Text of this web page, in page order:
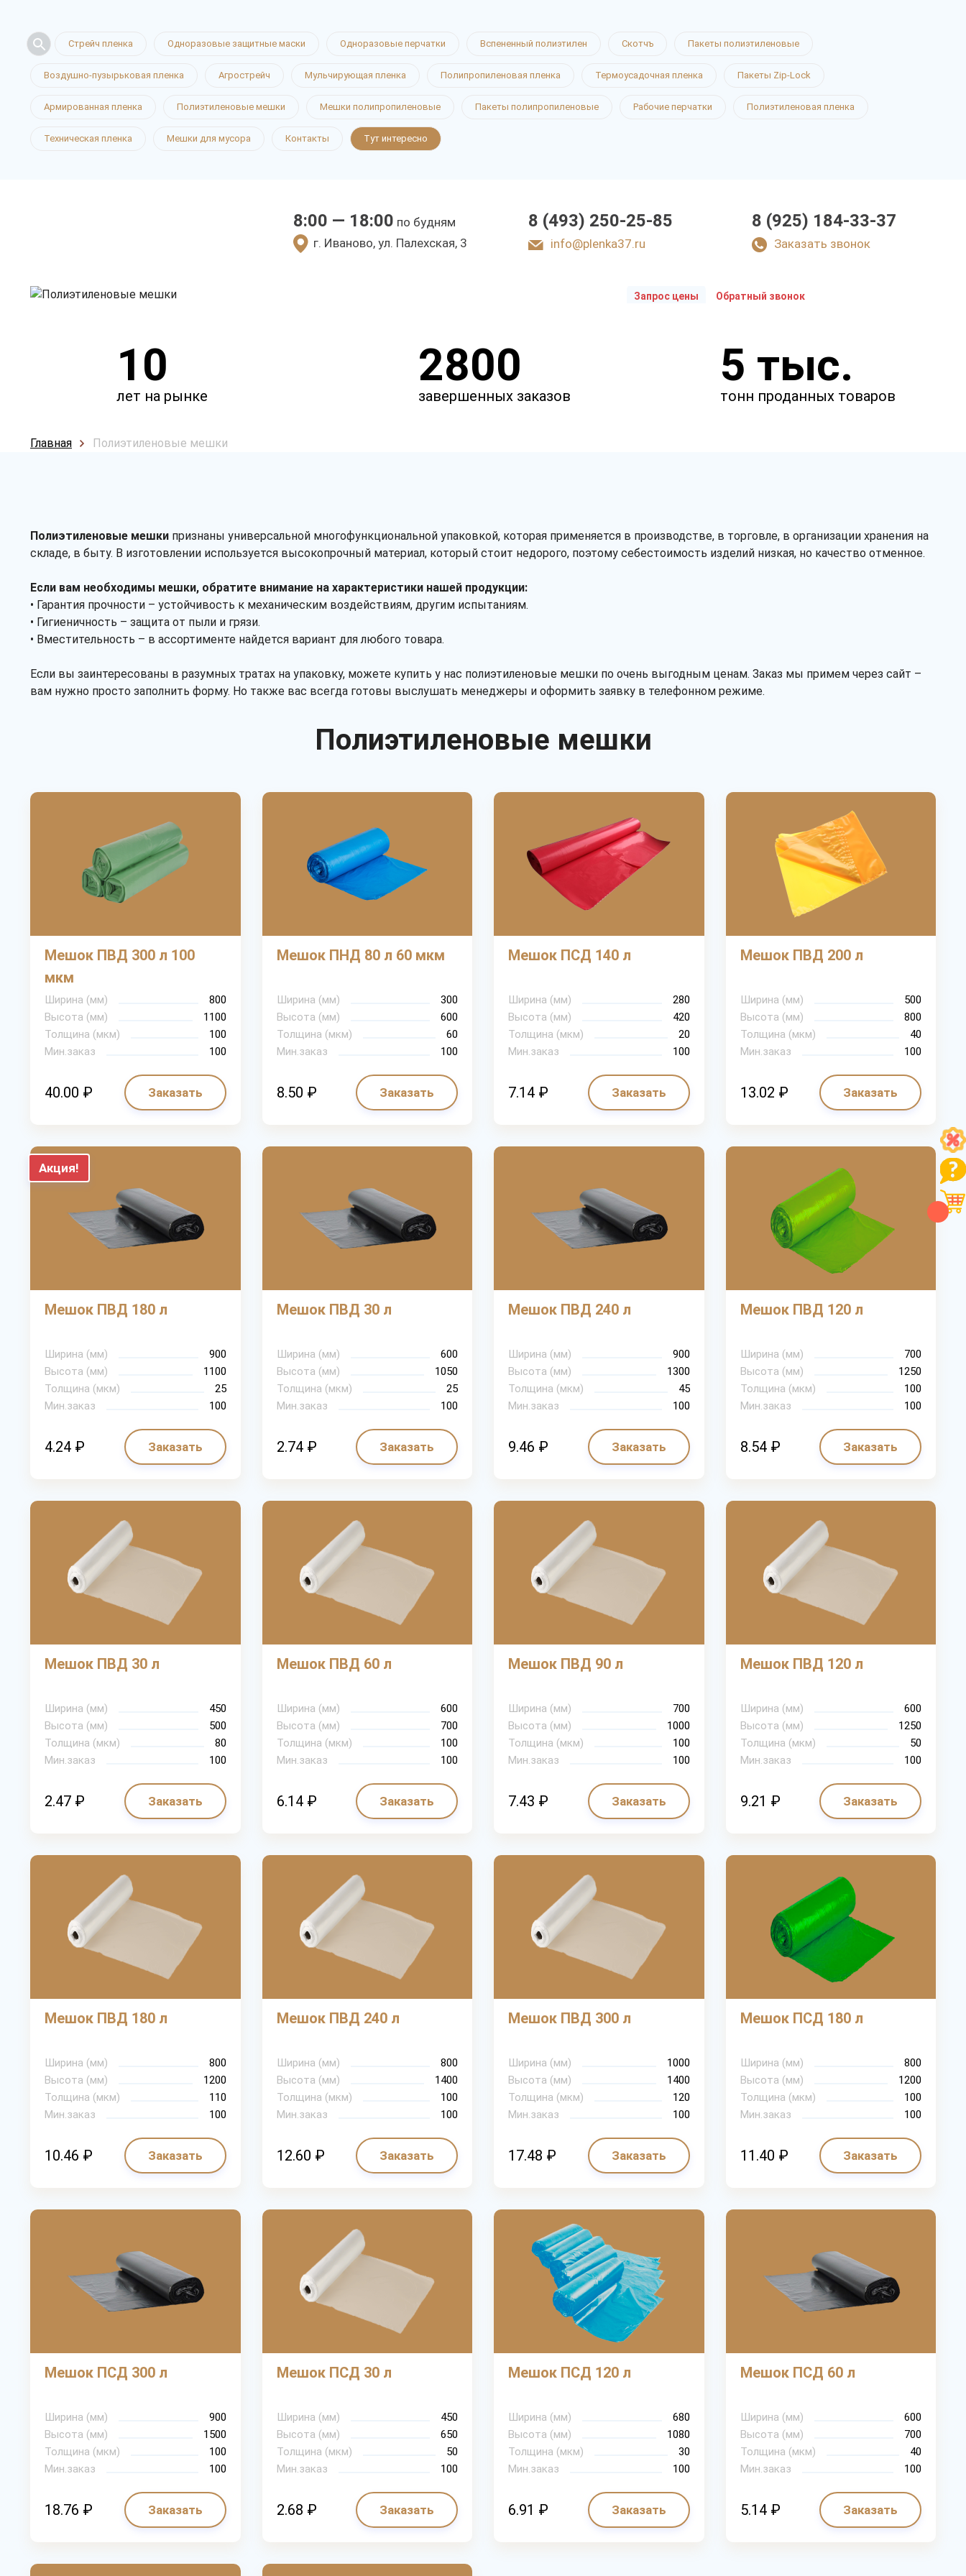
Стрейч пленка Одноразовые защитные маски Одноразовые перчатки Вспененный полиэтилен Скотчъ Пакеты полиэтиленовые
Воздушно-пузырьковая пленка Агрострейч Мульчирующая пленка Полипропиленовая пленка Термоусадочная пленка Пакеты Zip-Lock
Армированная пленка Полиэтиленовые мешки Мешки полипропиленовые Пакеты полипропиленовые Рабочие перчатки Полиэтиленовая пленка
Техническая пленка Мешки для мусора Контакты Тут интересно
8:00 — 18:00 по будням
г. Иваново, ул. Палехская, 3
8 (493) 250-25-85
info@plenka37.ru
8 (925) 184-33-37
Заказать звонок
Мешки
полиэтиленовые
только приятные цены
Запрос цены Обратный звонок
Укажите параметры
Чтобы мы смогли рассчитать
стоимость товаров.
10
лет на рынке
2800
завершенных заказов
5 тыс.
тонн проданных товаров
Главная Полиэтиленовые мешки
Полиэтиленовые мешки признаны универсальной многофункциональной упаковкой, которая применяется в производстве, в торговле, в организации хранения на
складе, в быту. В изготовлении используется высокопрочный материал, который стоит недорого, поэтому себестоимость изделий низкая, но качество отменное.
Если вам необходимы мешки, обратите внимание на характеристики нашей продукции:
• Гарантия прочности – устойчивость к механическим воздействиям, другим испытаниям.
• Гигиеничность – защита от пыли и грязи.
• Вместительность – в ассортименте найдется вариант для любого товара.
Если вы заинтересованы в разумных тратах на упаковку, можете купить у нас полиэтиленовые мешки по очень выгодным ценам. Заказ мы примем через сайт –
вам нужно просто заполнить форму. Но также вас всегда готовы выслушать менеджеры и оформить заявку в телефонном режиме.
Полиэтиленовые мешки
Мешок ПВД 300 л 100
мкм
Ширина (мм)
800
Высота (мм)
1100
Толщина (мкм)
100
Мин.заказ
100
40.00 ₽ Заказать
Мешок ПНД 80 л 60 мкм
Ширина (мм)
300
Высота (мм)
600
Толщина (мкм)
60
Мин.заказ
100
8.50 ₽ Заказать
Мешок ПСД 140 л
Ширина (мм)
280
Высота (мм)
420
Толщина (мкм)
20
Мин.заказ
100
7.14 ₽ Заказать
Мешок ПВД 200 л
Ширина (мм)
500
Высота (мм)
800
Толщина (мкм)
40
Мин.заказ
100
13.02 ₽ Заказать
Акция!
Мешок ПВД 180 л
Ширина (мм)
900
Высота (мм)
1100
Толщина (мкм)
25
Мин.заказ
100
4.24 ₽ Заказать
Мешок ПВД 30 л
Ширина (мм)
600
Высота (мм)
1050
Толщина (мкм)
25
Мин.заказ
100
2.74 ₽ Заказать
Мешок ПВД 240 л
Ширина (мм)
900
Высота (мм)
1300
Толщина (мкм)
45
Мин.заказ
100
9.46 ₽ Заказать
Мешок ПВД 120 л
Ширина (мм)
700
Высота (мм)
1250
Толщина (мкм)
100
Мин.заказ
100
8.54 ₽ Заказать
Мешок ПВД 30 л
Ширина (мм)
450
Высота (мм)
500
Толщина (мкм)
80
Мин.заказ
100
2.47 ₽ Заказать
Мешок ПВД 60 л
Ширина (мм)
600
Высота (мм)
700
Толщина (мкм)
100
Мин.заказ
100
6.14 ₽ Заказать
Мешок ПВД 90 л
Ширина (мм)
700
Высота (мм)
1000
Толщина (мкм)
100
Мин.заказ
100
7.43 ₽ Заказать
Мешок ПВД 120 л
Ширина (мм)
600
Высота (мм)
1250
Толщина (мкм)
50
Мин.заказ
100
9.21 ₽ Заказать
Мешок ПВД 180 л
Ширина (мм)
800
Высота (мм)
1200
Толщина (мкм)
110
Мин.заказ
100
10.46 ₽ Заказать
Мешок ПВД 240 л
Ширина (мм)
800
Высота (мм)
1400
Толщина (мкм)
100
Мин.заказ
100
12.60 ₽ Заказать
Мешок ПВД 300 л
Ширина (мм)
1000
Высота (мм)
1400
Толщина (мкм)
120
Мин.заказ
100
17.48 ₽ Заказать
Мешок ПСД 180 л
Ширина (мм)
800
Высота (мм)
1200
Толщина (мкм)
100
Мин.заказ
100
11.40 ₽ Заказать
Мешок ПСД 300 л
Ширина (мм)
900
Высота (мм)
1500
Толщина (мкм)
100
Мин.заказ
100
18.76 ₽ Заказать
Мешок ПСД 30 л
Ширина (мм)
450
Высота (мм)
650
Толщина (мкм)
50
Мин.заказ
100
2.68 ₽ Заказать
Мешок ПСД 120 л
Ширина (мм)
680
Высота (мм)
1080
Толщина (мкм)
30
Мин.заказ
100
6.91 ₽ Заказать
Мешок ПСД 60 л
Ширина (мм)
600
Высота (мм)
700
Толщина (мкм)
40
Мин.заказ
100
5.14 ₽ Заказать